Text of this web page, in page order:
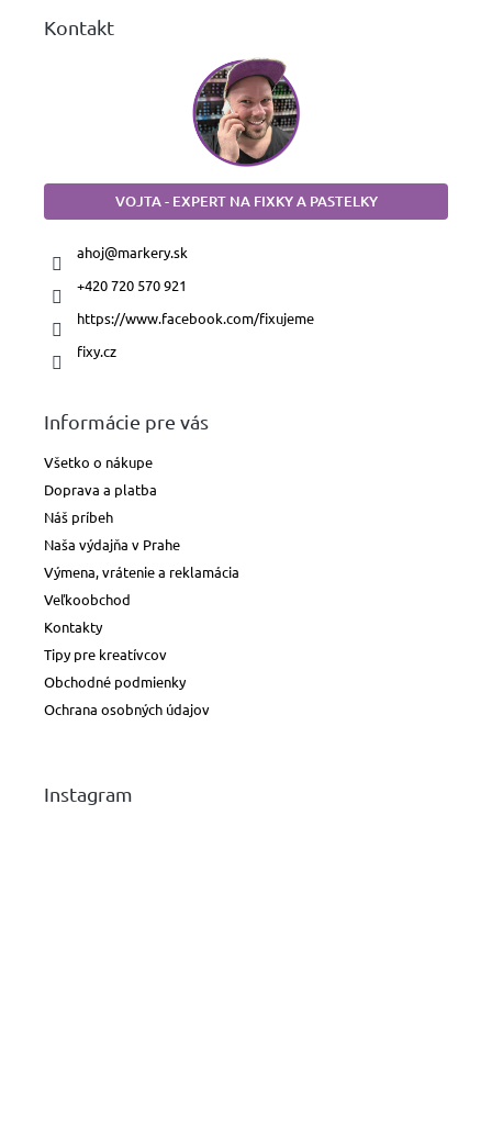
Kontakt
VOJTA - EXPERT NA FIXKY A PASTELKY
ahoj@markery.sk
+420 720 570 921
https://www.facebook.com/fixujeme
fixy.cz
Informácie pre vás
Všetko o nákupe
Doprava a platba
Náš príbeh
Naša výdajňa v Prahe
Výmena, vrátenie a reklamácia
Veľkoobchod
Kontakty
Tipy pre kreatívcov
Obchodné podmienky
Ochrana osobných údajov
Instagram